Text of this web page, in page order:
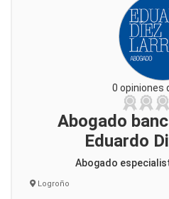
0 opiniones
Abogado
Eduardo
Abogado
Logroño